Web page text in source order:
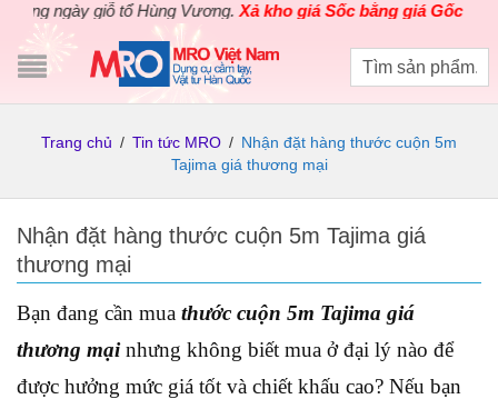
ngày giỗ tổ Hùng Vương.Xả kho giá Sốc bằng giá Gốccho các
Trang chủ / Tin tức MRO / Nhận đặt hàng thước cuộn 5m
Tajima giá thương mại
Nhận đặt hàng thước cuộn 5m Tajima giá
thương mại
Bạn đang cần mua thước cuộn 5m Tajima giá
thương mạinhưng không biết mua ở đại lý nào để
được hưởng mức giá tốt và chiết khấu cao? Nếu bạn